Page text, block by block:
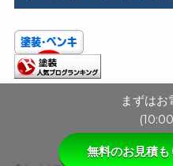
まずはお
無料のお見積